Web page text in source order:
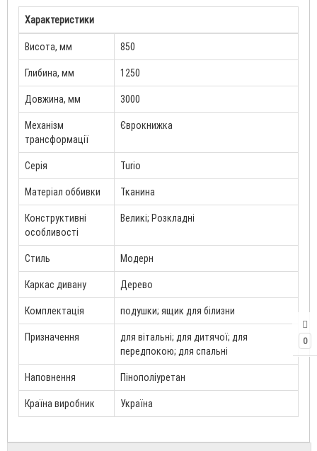
0
Характеристики
Висота, мм 850
Глибина, мм 1250
Довжина, мм 3000
Механізм
трансформації
Єврокнижка
Серія Turio
Матеріал оббивки Тканина
Конструктивні
особливості
Великі; Розкладні
Стиль Модерн
Каркас дивану Дерево
Комплектація подушки; ящик для білизни
Призначення
для вітальні; для дитячої; для
передпокою; для спальні
Наповнення Пінополіуретан
Країна виробник Україна